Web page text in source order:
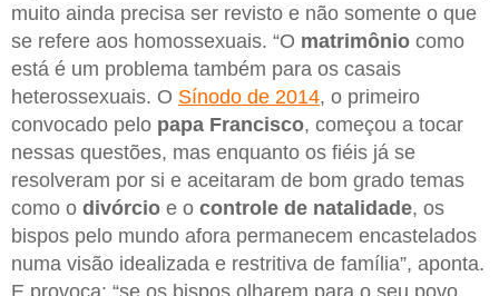
muito ainda precisa ser revisto e não somente o que
se refere aos homossexuais. “O matrimônio como
está é um problema também para os casais
heterossexuais. O Sínodo de 2014, o primeiro
convocado pelo papa Francisco, começou a tocar
nessas questões, mas enquanto os fiéis já se
resolveram por si e aceitaram de bom grado temas
como o divórcio e o controle de natalidade, os
bispos pelo mundo afora permanecem encastelados
numa visão idealizada e restritiva de família”, aponta.
E provoca: “se os bispos olharem para o seu povo,